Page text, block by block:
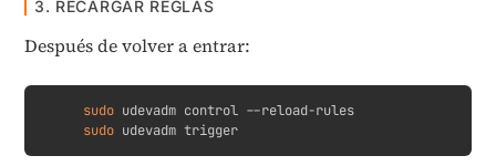
3. RECARGAR REGLAS
Después de volver a entrar:
sudo
sudo udevadm trigger